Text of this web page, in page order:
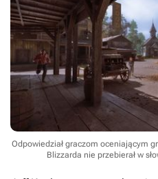
Odpowiedział graczom oceniającym
Blizzarda nie przebierał w